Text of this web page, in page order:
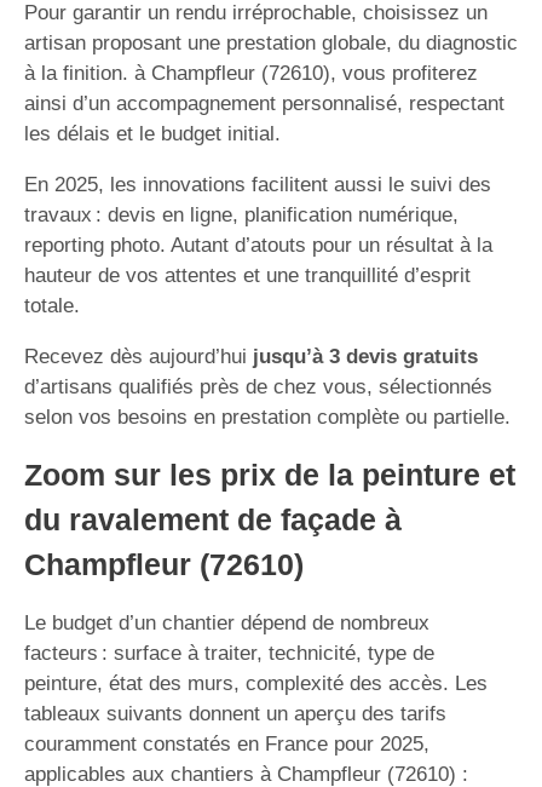
Pour garantir un rendu irréprochable, choisissez un
artisan proposant une prestation globale, du diagnostic
à la finition. à Champfleur (72610), vous profiterez
ainsi d’un accompagnement personnalisé, respectant
les délais et le budget initial.
En 2025, les innovations facilitent aussi le suivi des
travaux : devis en ligne, planification numérique,
reporting photo. Autant d’atouts pour un résultat à la
hauteur de vos attentes et une tranquillité d’esprit
totale.
Recevez dès aujourd’hui jusqu’à 3 devis gratuits
d’artisans qualifiés près de chez vous, sélectionnés
selon vos besoins en prestation complète ou partielle.
Zoom sur les prix de la peinture et
du ravalement de façade à
Champfleur (72610)
Le budget d’un chantier dépend de nombreux
facteurs : surface à traiter, technicité, type de
peinture, état des murs, complexité des accès. Les
tableaux suivants donnent un aperçu des tarifs
couramment constatés en France pour 2025,
applicables aux chantiers à Champfleur (72610) :